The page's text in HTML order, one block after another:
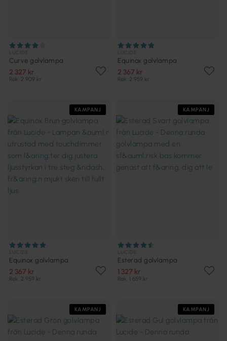
Curve golvlampa
2 327 kr
Rek. 2 909 kr
Equinox golvlampa
2 367 kr
Rek. 2 959 kr
KAMPANJ
Equinox golvlampa
2 367 kr
Rek. 2 959 kr
KAMPANJ
Esterad golvlampa
1 327 kr
Rek. 1 659 kr
KAMPANJ KAMPANJ